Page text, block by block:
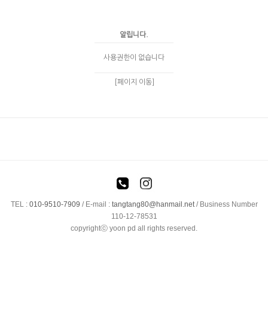
알립니다.
사용권한이 없습니다
[페이지 이동]
TEL : 010-9510-7909 / E-mail : tangtang80@hanmail.net/ Business Number
110-12-78531
copyrightⓒ yoon pd all rights reserved.